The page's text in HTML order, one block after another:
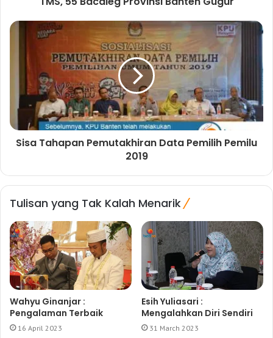
Sisa Tahapan Pemutakhiran Data Pemilih Pemilu
2019
Tulisan yang Tak Kalah Menarik
Wahyu Ginanjar :
Pengalaman Terbaik
16 April 2023
Esih Yuliasari :
Mengalahkan Diri Sendiri
31 March 2023